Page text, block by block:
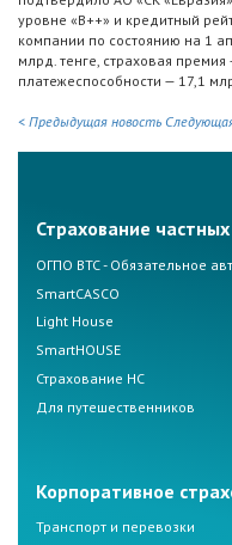
уровне «B++» и кредитный
компании по состоянию на 1
млрд. тенге, страховая
платежеспособности — 17,1
< Предыдущая новость
Страхование
ОГПО ВТС - Обязательное
SmartCASCO
Light House
SmartHOUSE
Страхование НС
Для путешественников
Корпоративное
Транспорт и перевозки